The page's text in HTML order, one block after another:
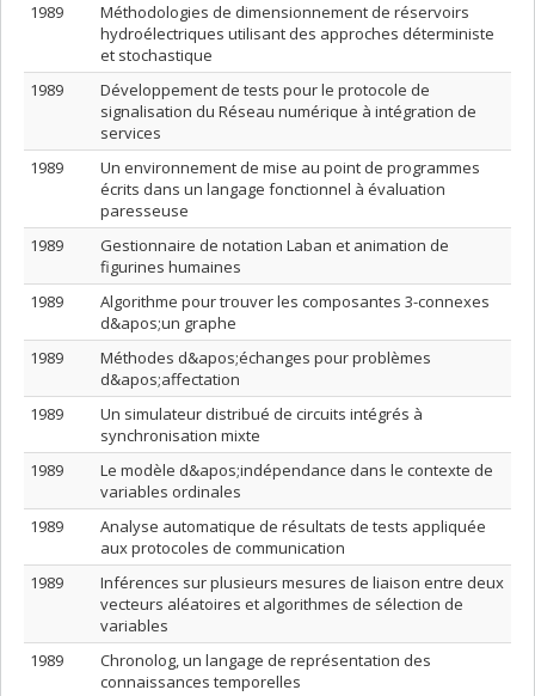
1989
Méthodologies de dimensionnement de réservoirs
hydroélectriques utilisant des approches déterministe
et stochastique
1989
Développement de tests pour le protocole de
signalisation du Réseau numérique à intégration de
services
1989
Un environnement de mise au point de programmes
écrits dans un langage fonctionnel à évaluation
paresseuse
1989
Gestionnaire de notation Laban et animation de
figurines humaines
1989
Algorithme pour trouver les composantes 3-connexes
d&apos;un graphe
1989
Méthodes d&apos;échanges pour problèmes
d&apos;affectation
1989
Un simulateur distribué de circuits intégrés à
synchronisation mixte
1989
Le modèle d&apos;indépendance dans le contexte de
variables ordinales
1989
Analyse automatique de résultats de tests appliquée
aux protocoles de communication
1989
Inférences sur plusieurs mesures de liaison entre deux
vecteurs aléatoires et algorithmes de sélection de
variables
1989
Chronolog, un langage de représentation des
connaissances temporelles